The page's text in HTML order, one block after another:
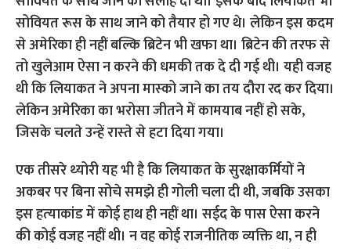
सोवियत रूस के साथ जाने को तैयार हो गए थे। लेकिन इस कदम
से अमेरिका ही नहीं बल्कि ब्रिटेन भी खफा था। ब्रिटेन की तरफ से
तो खुलेआम ऐसा न करने की धमकी तक दे दी गई थी। यही वजह
थी कि लियाकत ने अपना मास्‍को जाने का तय दौरा रद कर दिया।
लेकिन अमेरिका का भरोसा जीतने में कामयाब नहीं हो सके,
जिसके चलते उन्‍हें रास्‍ते से हटा दिया गया।
एक तीसरे थ्‍योरी यह भी है कि लियाकत के सुरक्षाकर्मियों ने
अकबर पर बिना सोचे समझे ही गोली चला दी थी, जबकि उसका
इस हत्‍याकांड में कोई हाथ ही नहीं था। सईद के पास ऐसा करने
की कोई वजह नहीं थी। न वह कोई राजनीतिक व्‍यक्ति था, न ही